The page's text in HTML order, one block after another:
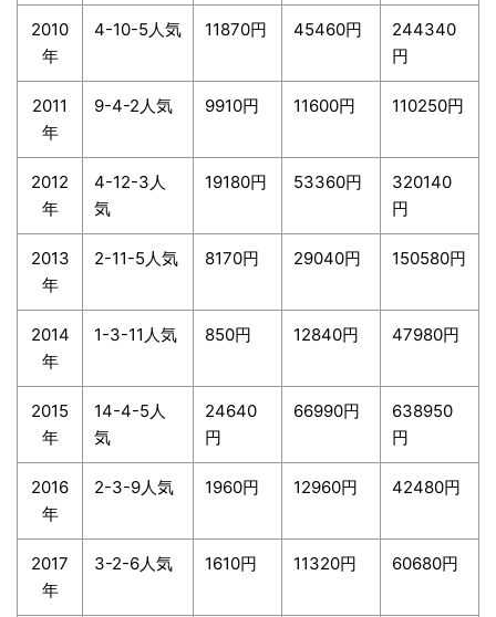
2010
年
4-10-5人気 11870円 45460円
244340
円
2011
年
9-4-2人気 9910円 11600円 110250円
2012
年
4-12-3人
気
19180円 53360円
320140
円
2013
年
2-11-5人気 8170円 29040円 150580円
2014
年
1-3-11人気 850円 12840円 47980円
2015
年
14-4-5人
気
24640
円
66990円
638950
円
2016
年
2-3-9人気 1960円 12960円 42480円
2017
年
3-2-6人気 1610円 11320円 60680円